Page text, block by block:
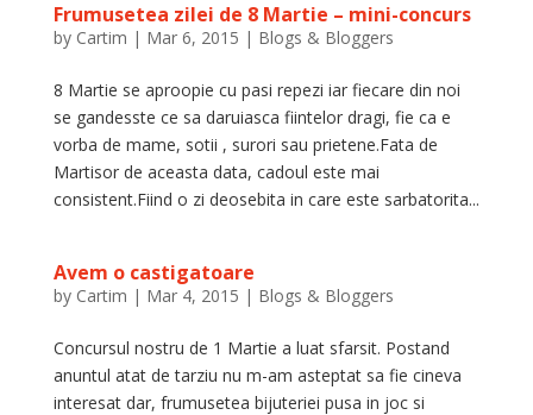
Frumusetea zilei de 8 Martie – mini-concurs
by Cartim | Mar 6, 2015 | Blogs & Bloggers
8 Martie se aproopie cu pasi repezi iar fiecare din noi
se gandesste ce sa daruiasca fiintelor dragi, fie ca e
vorba de mame, sotii , surori sau prietene.Fata de
Martisor de aceasta data, cadoul este mai
consistent.Fiind o zi deosebita in care este sarbatorita...
Avem o castigatoare
by Cartim | Mar 4, 2015 | Blogs & Bloggers
Concursul nostru de 1 Martie a luat sfarsit. Postand
anuntul atat de tarziu nu m-am asteptat sa fie cineva
interesat dar, frumusetea bijuteriei pusa in joc si